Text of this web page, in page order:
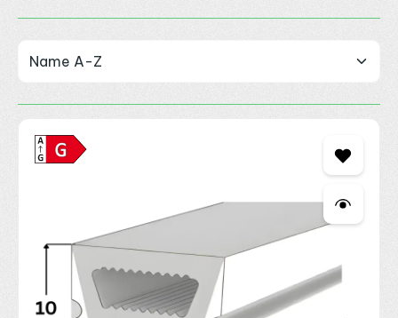
anschließen, montieren, fertig.
Schnittmaßen.
Sie suchen stattdessen die maximale Flexibilität bei
Lichtfarbe und Leistung? Dann sind unsere LED Neon
Silikonhüllen
die richtige Wahl.